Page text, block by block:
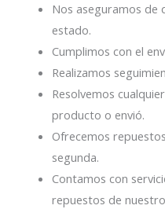
Nos aseguramos de
estado.
Cumplimos con el
Realizamos
Resolvemos
producto o envió.
Ofrecemos
segunda.
Contamos con
repuestos de